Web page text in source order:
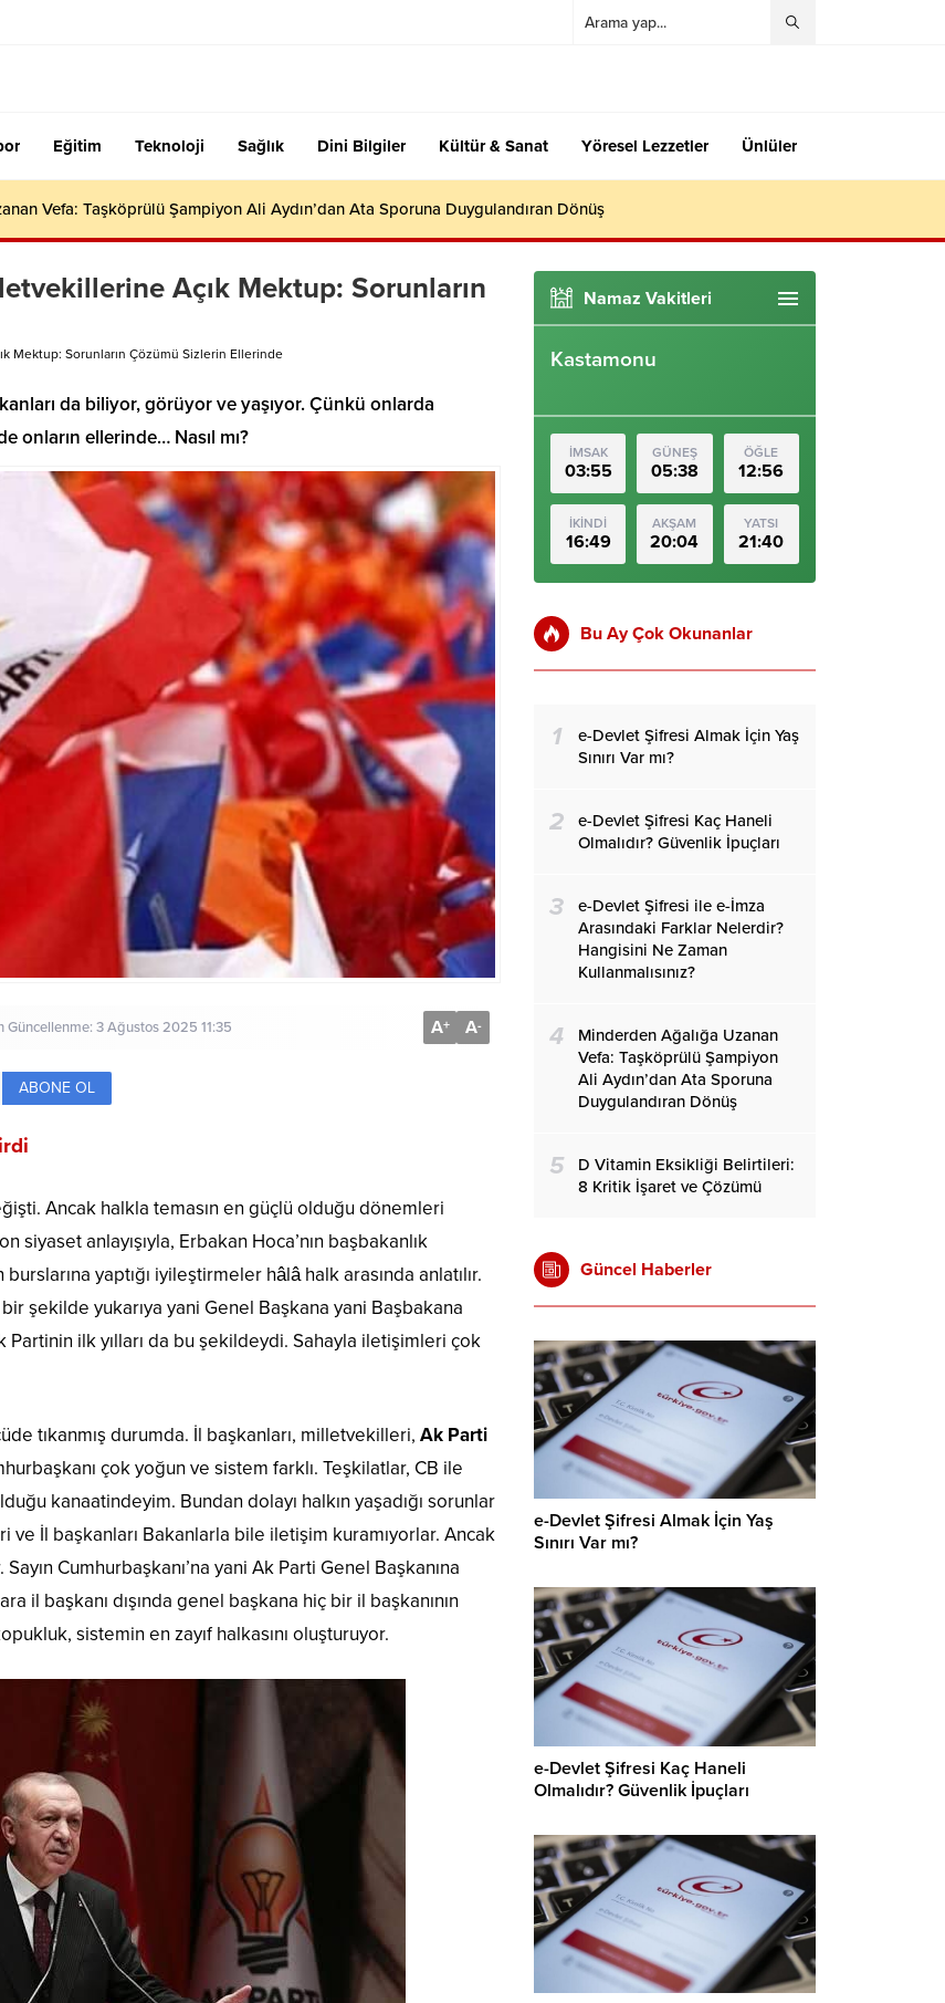
Eğitim Teknoloji Sağlık Dini Bilgiler Kültür & Sanat Yöresel Lezzetler Ünlüler
Vefa: Taşköprülü Şampiyon Ali Aydın’dan Ata Sporuna Duygulandıran Dönüş
Açık Mektup: Sorunların
Mektup: Sorunların Çözümü Sizlerin Ellerinde
da biliyor, görüyor ve yaşıyor. Çünkü onlarda
onların ellerinde… Nasıl mı?
Güncellenme: 3 Ağustos 2025 11:35 A+ A-
ABONE OL
Ancak halkla temasın en güçlü olduğu dönemleri
siyaset anlayışıyla, Erbakan Hoca’nın başbakanlık
yaptığı iyileştirmeler hâlâ halk arasında anlatılır.
şekilde yukarıya yani Genel Başkana yani Başbakana
Partinin ilk yılları da bu şekildeydi. Sahayla iletişimleri çok
tıkanmış durumda. İl başkanları, milletvekilleri, Ak Parti
çok yoğun ve sistem farklı. Teşkilatlar, CB ile
kanaatindeyim. Bundan dolayı halkın yaşadığı sorunlar
İl başkanları Bakanlarla bile iletişim kuramıyorlar. Ancak
Cumhurbaşkanı’na yani Ak Parti Genel Başkanına
il başkanı dışında genel başkana hiç bir il başkanının
sistemin en zayıf halkasını oluşturuyor.
Namaz Vakitleri
Kastamonu
İMSAK
03:55
GÜNEŞ
05:38
ÖĞLE
12:56
İKİNDİ
16:49
AKŞAM
20:04
YATSI
21:40
Bu Ay Çok Okunanlar
1
e-Devlet Şifresi Almak İçin Yaş
Sınırı Var mı?
2
e-Devlet Şifresi Kaç Haneli
Olmalıdır? Güvenlik İpuçları
3
e-Devlet Şifresi ile e-İmza
Arasındaki Farklar Nelerdir?
Hangisini Ne Zaman
Kullanmalısınız?
4
Minderden Ağalığa Uzanan
Vefa: Taşköprülü Şampiyon
Ali Aydın’dan Ata Sporuna
Duygulandıran Dönüş
5
D Vitamin Eksikliği Belirtileri:
8 Kritik İşaret ve Çözümü
Güncel Haberler
e-Devlet Şifresi Almak İçin Yaş
Sınırı Var mı?
e-Devlet Şifresi Kaç Haneli
Olmalıdır? Güvenlik İpuçları